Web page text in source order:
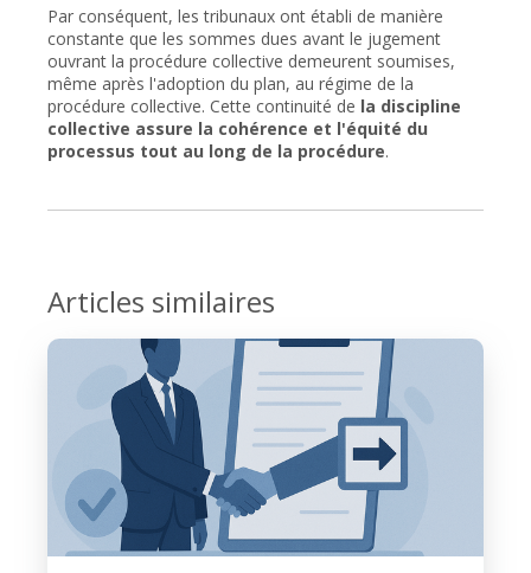
Par conséquent, les tribunaux ont établi de manière
constante que les sommes dues avant le jugement
ouvrant la procédure collective demeurent soumises,
même après l'adoption du plan, au régime de la
procédure collective. Cette continuité de la discipline
collective assure la cohérence et l'équité du
processus tout au long de la procédure.
Articles similaires